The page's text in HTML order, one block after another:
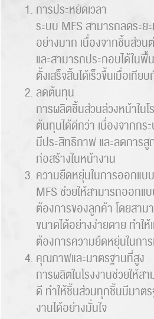
การประหยัดเวลา
ระบบ MFS สามารถลดระย
อย่างมาก เนื่องจากชิ้นส่ว
และสามารถประกอบได้ใน
ตั้งเสร็จสิ้นได้เร็วขึ้นเมื่อเที
ลดต้นทุน
การผลิตชิ้นส่วนล่วงหน้าใน
ต้นทุนได้ดีกว่า เนื่องจากกร
มีประสิทธิภาพ และลดการสู
ก่อสร้างในหน้างาน
ความยืดหยุ่นในการออกแบบ
MFS ช่วยให้สามารถออกแ
ต้องการของลูกค้า โดยสา
ขนาดได้อย่างง่ายดาย ทำใ
ต้องการความยืดหยุ่นในกา
คุณภาพและมาตรฐานที่สูง
การผลิตในโรงงานช่วยให้
ดี ทำให้ชิ้นส่วนทุกชิ้นมีมาตร
งานได้อย่างมั่นใจ